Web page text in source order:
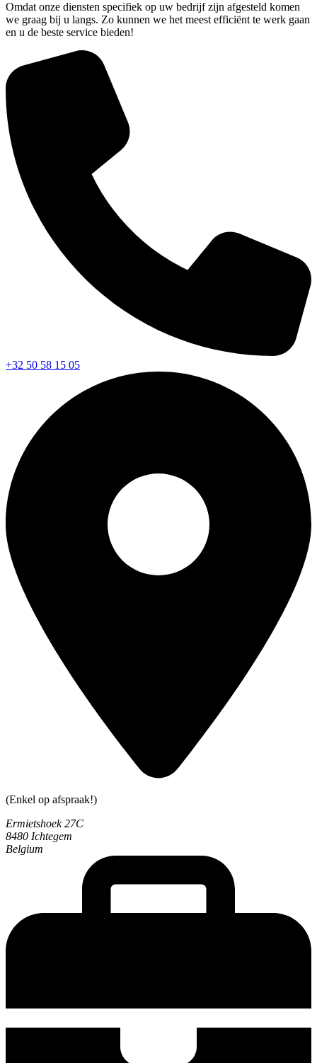
Omdat onze diensten specifiek op uw bedrijf zijn afgesteld komen
we graag bij u langs. Zo kunnen we het meest efficiënt te werk gaan
en u de beste service bieden!
+32 50 58 15 05
(Enkel op afspraak!)
Ermietshoek 27C
8480 Ichtegem
Belgium